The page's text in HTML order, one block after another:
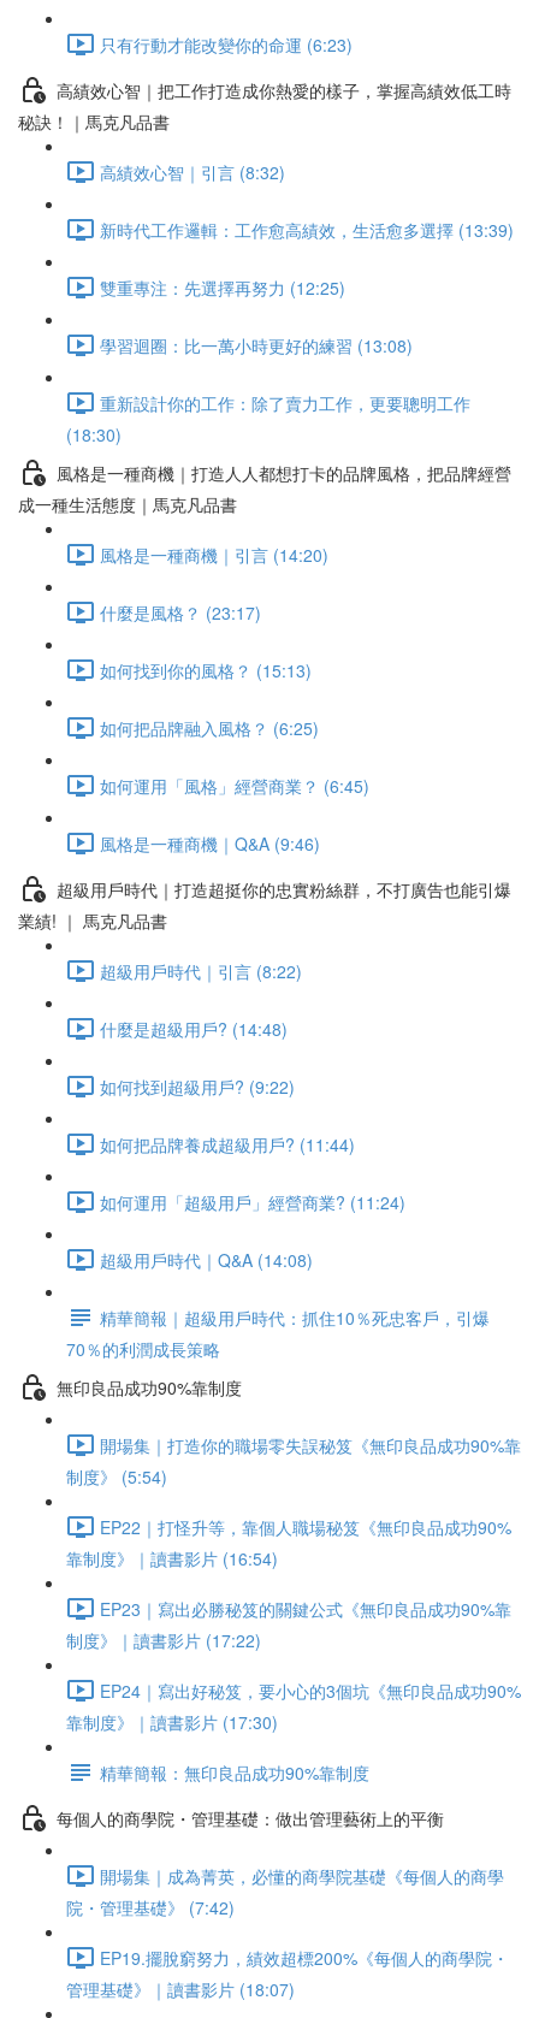
只有行動才能改變你的命運 (6:23)
高績效心智｜把工作打造成你熱愛的樣子，掌握高績效低工時
秘訣！｜馬克凡品書
高績效心智｜引言 (8:32)
新時代工作邏輯：工作愈高績效，生活愈多選擇 (13:39)
雙重專注：先選擇再努力 (12:25)
學習迴圈：比一萬小時更好的練習 (13:08)
重新設計你的工作：除了賣力工作，更要聰明工作
(18:30)
風格是一種商機｜打造人人都想打卡的品牌風格，把品牌經營
成一種生活態度｜馬克凡品書
風格是一種商機｜引言 (14:20)
什麼是風格？ (23:17)
如何找到你的風格？ (15:13)
如何把品牌融入風格？ (6:25)
如何運用「風格」經營商業？ (6:45)
風格是一種商機｜Q&A (9:46)
超級用戶時代｜打造超挺你的忠實粉絲群，不打廣告也能引爆
業績! ｜ 馬克凡品書
超級用戶時代｜引言 (8:22)
什麼是超級用戶? (14:48)
如何找到超級用戶? (9:22)
如何把品牌養成超級用戶? (11:44)
如何運用「超級用戶」經營商業? (11:24)
超級用戶時代｜Q&A (14:08)
精華簡報｜超級用戶時代：抓住10％死忠客戶，引爆
70％的利潤成長策略
無印良品成功90%靠制度
開場集｜打造你的職場零失誤秘笈《無印良品成功90%靠
制度》 (5:54)
EP22｜打怪升等，靠個人職場秘笈《無印良品成功90%
靠制度》｜讀書影片 (16:54)
EP23｜寫出必勝秘笈的關鍵公式《無印良品成功90%靠
制度》｜讀書影片 (17:22)
EP24｜寫出好秘笈，要小心的3個坑《無印良品成功90%
靠制度》｜讀書影片 (17:30)
精華簡報：無印良品成功90%靠制度
每個人的商學院・管理基礎：做出管理藝術上的平衡
開場集｜成為菁英，必懂的商學院基礎《每個人的商學
院・管理基礎》 (7:42)
EP19.擺脫窮努力，績效超標200%《每個人的商學院・
管理基礎》｜讀書影片 (18:07)